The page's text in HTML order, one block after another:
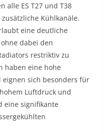
alle ES T27 und T38
Kühlkanäle.
eine deutliche
dabei den
restriktiv zu
haben eine hohe
eignen sich besonders für
Luftdruck und
eine signifikante